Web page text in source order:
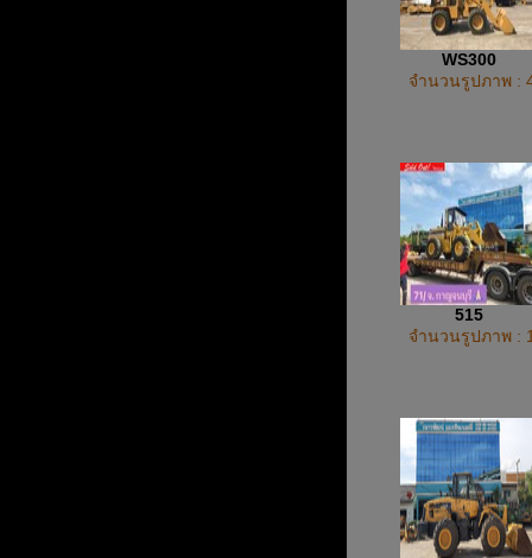
WS300
จำนวนรูปภาพ :
515
จำนวนรูปภาพ :